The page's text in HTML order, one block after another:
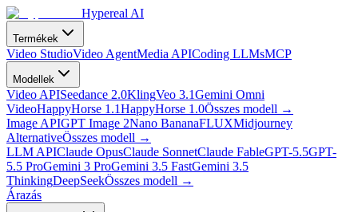
Hypereal AI
Termékek
Video StudioVideo AgentMedia APICoding LLMsMCP
Modellek
Video APISeedance 2.0KlingVeo 3.1Gemini Omni
VideoHappyHorse 1.1HappyHorse 1.0Összes modell →
Image APIGPT Image 2Nano BananaFLUXMidjourney
AlternativeÖsszes modell →
LLM APIClaude OpusClaude SonnetClaude FableGPT-5.5GPT-
5.5 ProGemini 3 ProGemini 3.5 FastGemini 3.5
ThinkingDeepSeekÖsszes modell →
Árazás